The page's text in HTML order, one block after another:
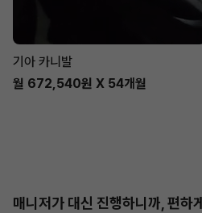
기아 카니발
월 672,540원 X 54개월
매니저가 대신 진행하니까, 편하게